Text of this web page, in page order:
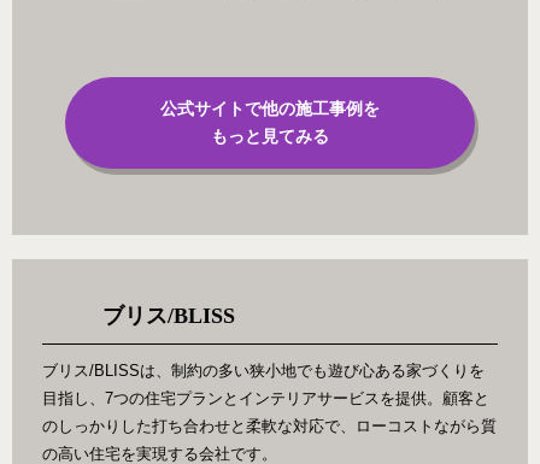
公式サイトで他の施工事例を
もっと見てみる
ブリス/BLISS
ブリス/BLISSは、制約の多い狭小地でも遊び心ある家づくりを
目指し、7つの住宅プランとインテリアサービスを提供。顧客と
のしっかりした打ち合わせと柔軟な対応で、ローコストながら質
の高い住宅を実現する会社です。